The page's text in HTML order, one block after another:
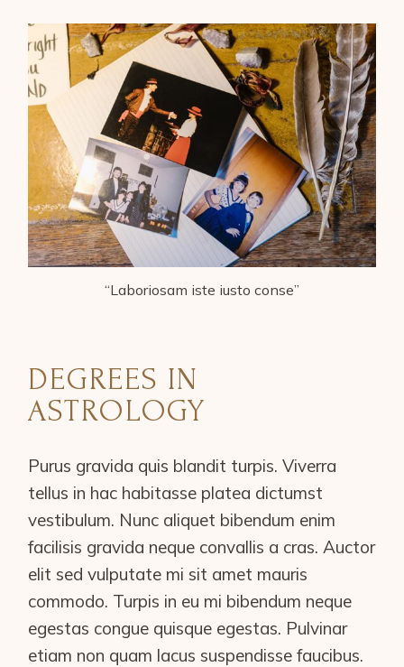
“Laboriosam iste iusto conse”
DEGREES IN
ASTROLOGY
Purus gravida quis blandit turpis. Viverra
tellus in hac habitasse platea dictumst
vestibulum. Nunc aliquet bibendum enim
facilisis gravida neque convallis a cras. Auctor
elit sed vulputate mi sit amet mauris
commodo. Turpis in eu mi bibendum neque
egestas congue quisque egestas. Pulvinar
etiam non quam lacus suspendisse faucibus.